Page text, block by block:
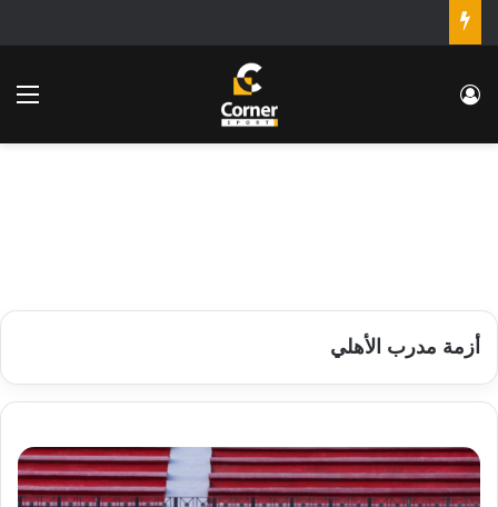
تسجيل الدخول
أزمة مدرب الأهلي